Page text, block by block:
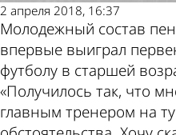
2 апреля 2018, 16:37
Молодежный состав
впервые выиграл
футболу в старшей
«Получилось так, что
главным тренером на